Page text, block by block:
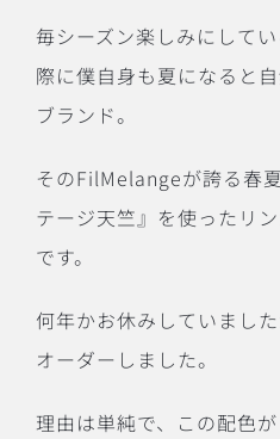
毎シーズン楽しみにして
際に僕自身も夏になると
ブランド。
そのFilMelangeが誇る春
テージ天竺』を使ったリ
です。
何年かお休みしていまし
オーダーしました。
理由は単純で、この配色